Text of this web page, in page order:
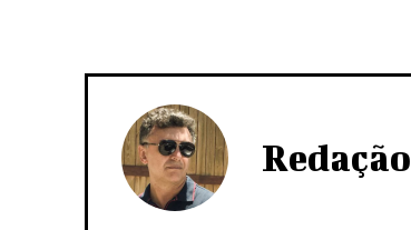
Redação